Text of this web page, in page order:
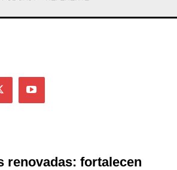
renovadas: fortalecen